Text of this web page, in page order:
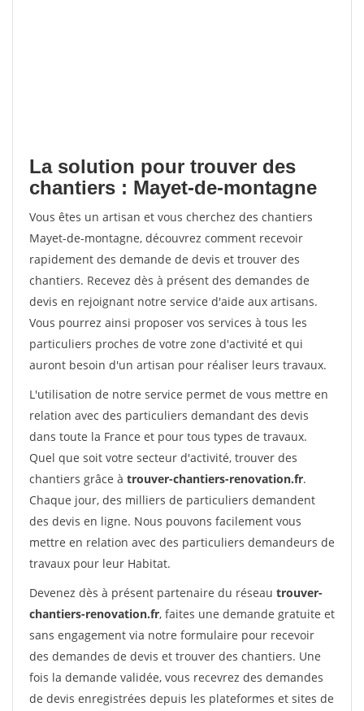
La solution pour trouver des
chantiers : Mayet-de-montagne
Vous êtes un artisan et vous cherchez des chantiers
Mayet-de-montagne, découvrez comment recevoir
rapidement des demande de devis et trouver des
chantiers. Recevez dès à présent des demandes de
devis en rejoignant notre service d'aide aux artisans.
Vous pourrez ainsi proposer vos services à tous les
particuliers proches de votre zone d'activité et qui
auront besoin d'un artisan pour réaliser leurs travaux.
L'utilisation de notre service permet de vous mettre en
relation avec des particuliers demandant des devis
dans toute la France et pour tous types de travaux.
Quel que soit votre secteur d'activité, trouver des
chantiers grâce à trouver-chantiers-renovation.fr.
Chaque jour, des milliers de particuliers demandent
des devis en ligne. Nous pouvons facilement vous
mettre en relation avec des particuliers demandeurs de
travaux pour leur Habitat.
Devenez dès à présent partenaire du réseau trouver-
chantiers-renovation.fr, faites une demande gratuite et
sans engagement via notre formulaire pour recevoir
des demandes de devis et trouver des chantiers. Une
fois la demande validée, vous recevrez des demandes
de devis enregistrées depuis les plateformes et sites de